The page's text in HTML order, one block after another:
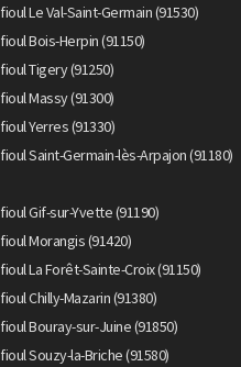
fioul Le Val-Saint-Germain (91530)
fioul Bois-Herpin (91150)
fioul Tigery (91250)
fioul Massy (91300)
fioul Yerres (91330)
fioul Saint-Germain-lès-Arpajon (91180)
fioul Gif-sur-Yvette (91190)
fioul Morangis (91420)
fioul La Forêt-Sainte-Croix (91150)
fioul Chilly-Mazarin (91380)
fioul Bouray-sur-Juine (91850)
fioul Souzy-la-Briche (91580)